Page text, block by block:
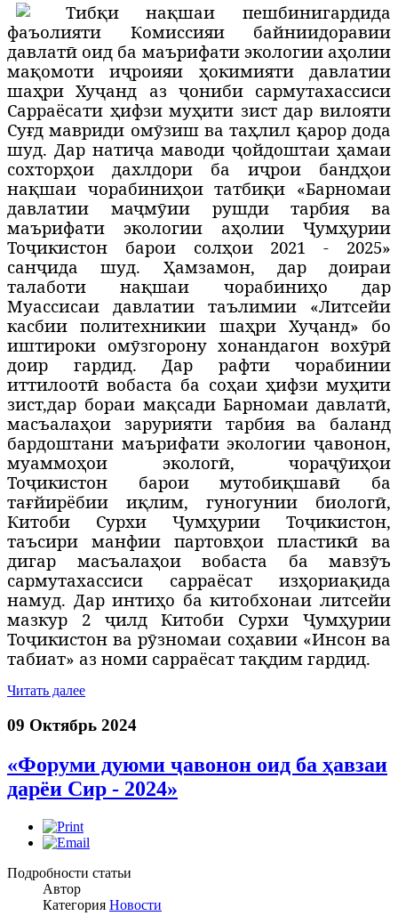
Тибқи нақшаи пешбинигардида
фаъолияти Комиссияи байниидоравии
давлатӣ оид ба маърифати экологии аҳолии
мақомоти иҷроияи ҳокимияти давлатии
шаҳри Хуҷанд аз ҷониби сармутахассиси
Сарраёсати ҳифзи муҳити зист дар вилояти
Суғд мавриди омӯзиш ва таҳлил қарор дода
шуд. Дар натиҷа маводиҷойдоштаиҳамаи
сохторҳои дахлдори ба иҷрои бандҳои
нақшаи чорабиниҳои татбиқи «Барномаи
давлатии маҷмӯии рушди тарбия ва
маърифати экологии аҳолии Ҷумҳурии
Тоҷикистон барои солҳои 2021 - 2025»
санҷида шуд. Ҳамзамон, дар доираи
талаботи нақшаи чорабиниҳо дар
Муассисаи давлатии таълимии «Литсейи
касбии политехникии шаҳри Хуҷанд» бо
иштироки омӯзгорону хонандагон вохӯрӣ
доир гардид. Дар рафти чорабинии
иттилоотӣ вобаста ба соҳаи ҳифзи муҳити
зист,дар бораи мақсади Барномаи давлатӣ,
масъалаҳои зарурияти тарбия ва баланд
бардоштани маърифати экологии ҷавонон,
муаммоҳои экологӣ, чораҷӯиҳои
Тоҷикистон барои мутобиқшавӣ ба
тағйирёбии иқлим, гуногунии биологӣ,
Китоби Сурхи Ҷумҳурии Тоҷикистон,
таъсири манфии партовҳои пластикӣ ва
дигар масъалаҳои вобаста ба мавзӯъ
сармутахассиси сарраёсат изҳориақида
намуд. Дар интиҳо ба китобхонаи литсейи
мазкур 2 ҷилд Китоби Сурхи Ҷумҳурии
Тоҷикистон ва рӯзномаи соҳавии «Инсон ва
табиат» аз номи сарраёсат тақдим гардид.
Читать далее
09 Октябрь 2024
«Форуми дуюми ҷавонон оид ба ҳавзаи
дарёи Сир - 2024»
Подробности статьи
Автор
Категория Новости